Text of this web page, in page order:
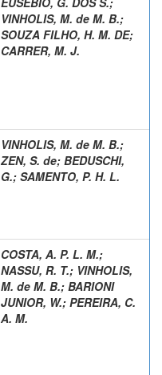
VINHOLIS, M. de M. B.;
SOUZA FILHO, H. M. DE;
CARRER, M. J.
VINHOLIS, M. de M. B.;
ZEN, S. de; BEDUSCHI,
G.; SAMENTO, P. H. L.
COSTA, A. P. L. M.;
NASSU, R. T.; VINHOLIS,
M. de M. B.; BARIONI
JUNIOR, W.; PEREIRA, C.
A. M.